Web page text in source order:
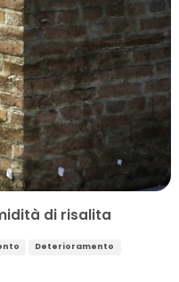
di risalita
Deterioramento